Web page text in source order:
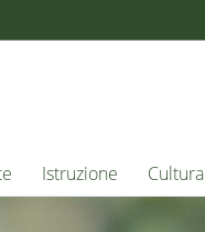
Istruzione Cultura